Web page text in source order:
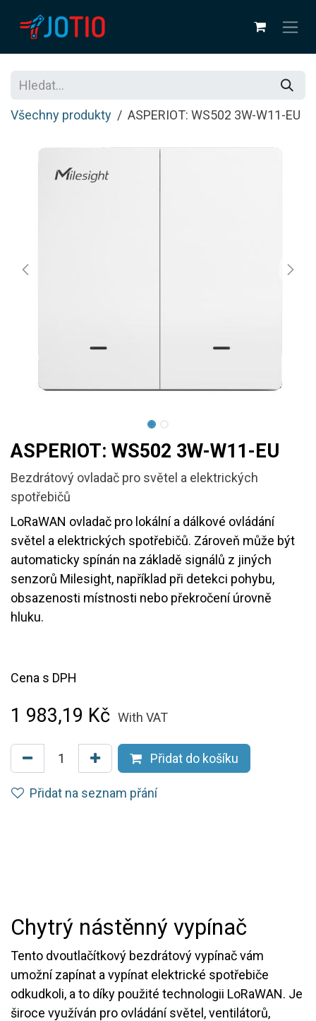
Všechny produkty ASPERIOT: WS502 3W-W11-EU
ASPERIOT: WS502 3W-W11-EU
Bezdrátový ovladač pro světel a elektrických
spotřebičů
LoRaWAN ovladač pro lokální a dálkové ovládání
světel a elektrických spotřebičů. Zároveň může být
automaticky spínán na základě signálů z jiných
senzorů Milesight, například při detekci pohybu,
obsazenosti místnosti nebo překročení úrovně
hluku.
Cena s DPH
1 983,19 Kč With VAT
Přidat do košíku
Přidat na seznam přání
Chytrý nástěnný vypínač
Tento dvoutlačítkový bezdrátový vypínač vám
umožní zapínat a vypínat elektrické spotřebiče
odkudkoli, a to díky použité technologii LoRaWAN. Je
široce využíván pro ovládání světel, ventilátorů,